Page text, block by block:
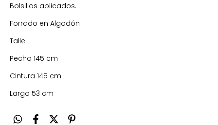
Bolsillos aplicados.
Forrado en Algodón
Talle L
Pecho 145 cm
Cintura 145 cm
Largo 53 cm